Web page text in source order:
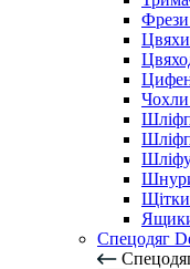
Фрези
Цвяхи
Чохли
Шнури
Щітки
Ящики
Спецодяг